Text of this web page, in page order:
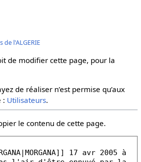
de l'ALGERIE
de modifier cette page, pour la
de réaliser n’est permise qu’aux
: Utilisateurs.
le contenu de cette page.